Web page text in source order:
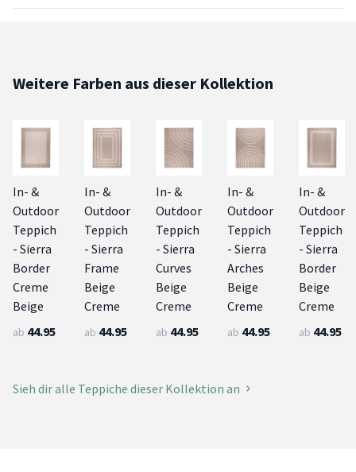
Weitere Farben aus dieser Kollektion
In- &
Outdoor
Teppich
- Sierra
Border
Creme
Beige
ab 44.95
In- &
Outdoor
Teppich
- Sierra
Frame
Beige
Creme
ab 44.95
In- &
Outdoor
Teppich
- Sierra
Curves
Beige
Creme
ab 44.95
In- &
Outdoor
Teppich
- Sierra
Arches
Beige
Creme
ab 44.95
In- &
Outdoor
Teppich
- Sierra
Border
Beige
Creme
ab 44.95
Sieh dir alle Teppiche dieser Kollektion an